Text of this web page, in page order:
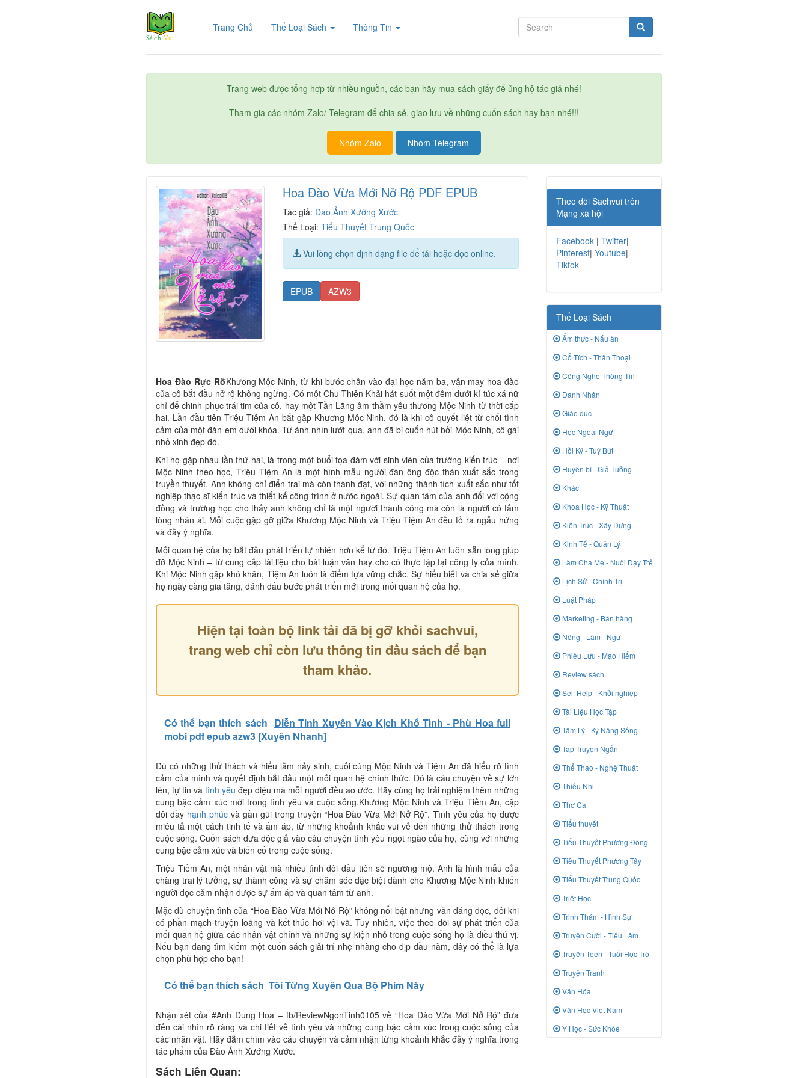
Trang Chủ (current)Thể Loại Sách Thông Tin
Trang web được tổng hợp từ nhiều nguồn, các bạn hãy mua sách giấy để ủng hộ tác giả nhé!
Tham gia các nhóm Zalo/ Telegram để chia sẻ, giao lưu về những cuốn sách hay bạn nhé!!!
Nhóm Zalo Nhóm Telegram
Hoa Đào Vừa Mới Nở Rộ PDF EPUB
Tác giả:Đào Ảnh Xướng Xước
Thể Loại:Tiểu Thuyết Trung Quốc
Vui lòng chọn định dạng file để tải hoặc đọc online.
EPUB AZW3
Hoa Đào Rực RỡKhương Mộc Ninh, từ khi bước chân vào đại học năm ba, vận may hoa đào
của cô bắt đầu nở rộ không ngừng. Có một Chu Thiên Khải hát suốt một đêm dưới kí túc xá nữ
chỉ để chinh phục trái tim của cô, hay một Tần Lãng âm thầm yêu thương Mộc Ninh từ thời cấp
hai. Lần đầu tiên Triệu Tiệm An bắt gặp Khương Mộc Ninh, đó là khi cô quyết liệt từ chối tình
cảm của một đàn em dưới khóa. Từ ánh nhìn lướt qua, anh đã bị cuốn hút bởi Mộc Ninh, cô gái
nhỏ xinh đẹp đó.
Khi họ gặp nhau lần thứ hai, là trong một buổi tọa đàm với sinh viên của trường kiến trúc – nơi
Mộc Ninh theo học, Triệu Tiệm An là một hình mẫu người đàn ông độc thân xuất sắc trong
truyền thuyết. Anh không chỉ điển trai mà còn thành đạt, với những thành tích xuất sắc như tốt
nghiệp thạc sĩ kiến trúc và thiết kế công trình ở nước ngoài. Sự quan tâm của anh đối với cộng
đồng và trường học cho thấy anh không chỉ là một người thành công mà còn là người có tấm
lòng nhân ái. Mỗi cuộc gặp gỡ giữa Khương Mộc Ninh và Triệu Tiệm An đều tỏ ra ngẫu hứng
và đầy ý nghĩa.
Mối quan hệ của họ bắt đầu phát triển tự nhiên hơn kể từ đó. Triệu Tiệm An luôn sẵn lòng giúp
đỡ Mộc Ninh – từ cung cấp tài liệu cho bài luận văn hay cho cô thực tập tại công ty của mình.
Khi Mộc Ninh gặp khó khăn, Tiệm An luôn là điểm tựa vững chắc. Sự hiểu biết và chia sẻ giữa
họ ngày càng gia tăng, đánh dấu bước phát triển mới trong mối quan hệ của họ.
Hiện tại toàn bộ link tải đã bị gỡ khỏi sachvui,
trang web chỉ còn lưu thông tin đầu sách để bạn
tham khảo.
Có thể bạn thích sách Diễn Tinh Xuyên Vào Kịch Khổ Tình - Phù Hoa full
mobi pdf epub azw3 [Xuyên Nhanh]
Dù có những thử thách và hiểu lầm nảy sinh, cuối cùng Mộc Ninh và Tiệm An đã hiểu rõ tình
cảm của mình và quyết định bắt đầu một mối quan hệ chính thức. Đó là câu chuyện về sự lớn
lên, tự tin vàtình yêu đẹp diệu mà mỗi người đều ao ước. Hãy cùng họ trải nghiệm thêm những
cung bậc cảm xúc mới trong tình yêu và cuộc sống.Khương Mộc Ninh và Triệu Tiềm An, cặp
đôi đầy hạnh phúcvà gần gũi trong truyện “Hoa Đào Vừa Mới Nở Rộ”. Tình yêu của họ được
miêu tả một cách tinh tế và ấm áp, từ những khoảnh khắc vui vẻ đến những thử thách trong
cuộc sống. Cuốn sách đưa độc giả vào câu chuyện tình yêu ngọt ngào của họ, cùng với những
cung bậc cảm xúc và biến cố trong cuộc sống.
Triệu Tiềm An, một nhân vật mà nhiều tình đôi đầu tiên sẽ ngưỡng mộ. Anh là hình mẫu của
chàng trai lý tưởng, sự thành công và sự chăm sóc đặc biệt dành cho Khương Mộc Ninh khiến
người đọc cảm nhận được sự ấm áp và quan tâm từ anh.
Mặc dù chuyện tình của “Hoa Đào Vừa Mới Nở Rộ” không nổi bật nhưng vẫn đáng đọc, đôi khi
có phần mạch truyện loãng và kết thúc hơi vội vã. Tuy nhiên, việc theo dõi sự phát triển của
mối quan hệ giữa các nhân vật chính và những sự kiện nhỏ trong cuộc sống họ là điều thú vị.
Nếu bạn đang tìm kiếm một cuốn sách giải trí nhẹ nhàng cho dịp đầu năm, đây có thể là lựa
chọn phù hợp cho bạn!
Có thể bạn thích sách Tôi Từng Xuyên Qua Bộ Phim Này
Nhận xét của #Anh Dung Hoa – fb/ReviewNgonTinh0105 về “Hoa Đào Vừa Mới Nở Rộ” đưa
đến cái nhìn rõ ràng và chi tiết về tình yêu và những cung bậc cảm xúc trong cuộc sống của
các nhân vật. Hãy đắm chìm vào câu chuyện và cảm nhận từng khoảnh khắc đầy ý nghĩa trong
tác phẩm của Đào Ảnh Xướng Xước.
Sách Liên Quan:
Theo dõi Sachvui trên
Mạng xã hội
Facebook | Twitter|
Pinterest| Youtube|
Tiktok
Thể Loại Sách
Ẩm thực - Nấu ăn
Cổ Tích - Thần Thoại
Công Nghệ Thông Tin
Danh Nhân
Giáo dục
Học Ngoại Ngữ
Hồi Ký - Tuỳ Bút
Huyền bí - Giả Tưởng
Khác
Khoa Học - Kỹ Thuật
Kiến Trúc - Xây Dựng
Kinh Tế - Quản Lý
Làm Cha Mẹ - Nuôi Dạy Trẻ
Lịch Sử - Chính Trị
Luật Pháp
Marketing - Bán hàng
Nông - Lâm - Ngư
Phiêu Lưu - Mạo Hiểm
Review sách
Self Help - Khởi nghiệp
Tài Liệu Học Tập
Tâm Lý - Kỹ Năng Sống
Tập Truyện Ngắn
Thể Thao - Nghệ Thuật
Thiếu Nhi
Thơ Ca
Tiểu thuyết
Tiểu Thuyết Phương Đông
Tiểu Thuyết Phương Tây
Tiểu Thuyết Trung Quốc
Triết Học
Trinh Thám - Hình Sự
Truyện Cười - Tiếu Lâm
Truyên Teen - Tuổi Học Trò
Truyện Tranh
Văn Hóa
Văn Học Việt Nam
Y Học - Sức Khỏe